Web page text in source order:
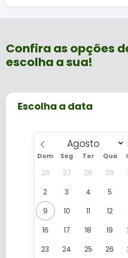
Confira as opções
escolha a sua!
Escolha a data
Dom Seg Ter Qua
26 27 28 29
2
3 4 5
9
10 11 12
16
17 18 19
23
24 25 26